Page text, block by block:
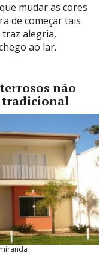
mudar as cores
de começar tais
traz alegria,
ao lar.
não
tradicional